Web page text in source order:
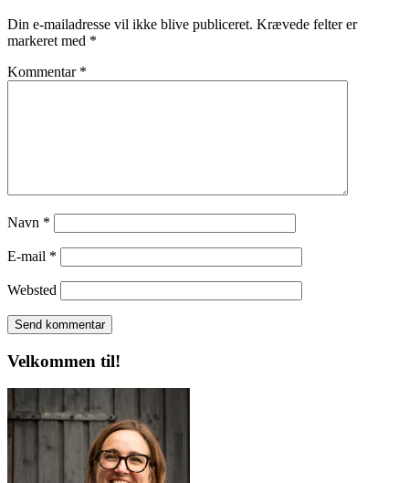
Din e-mailadresse vil ikke blive publiceret. Krævede felter er
markeret med *
Kommentar *
Navn *
E-mail *
Websted
Velkommen til!